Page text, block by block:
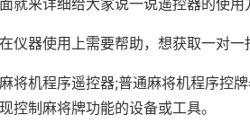
就来详细给大家说一说遥控器的使用
仪器使用上需要帮助，想获取一对
将机程序遥控器;普通麻将机程序控
控制麻将牌功能的设备或工具。